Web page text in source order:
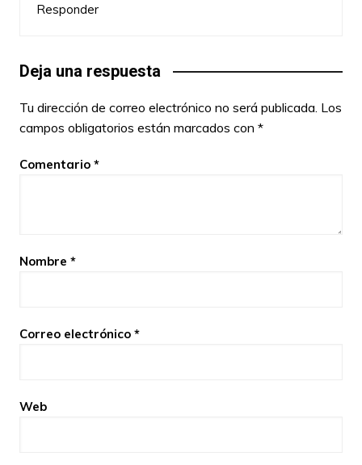
Responder
Deja una respuesta
Tu dirección de correo electrónico no será publicada. Los
campos obligatorios están marcados con *
Comentario *
Nombre *
Correo electrónico *
Web